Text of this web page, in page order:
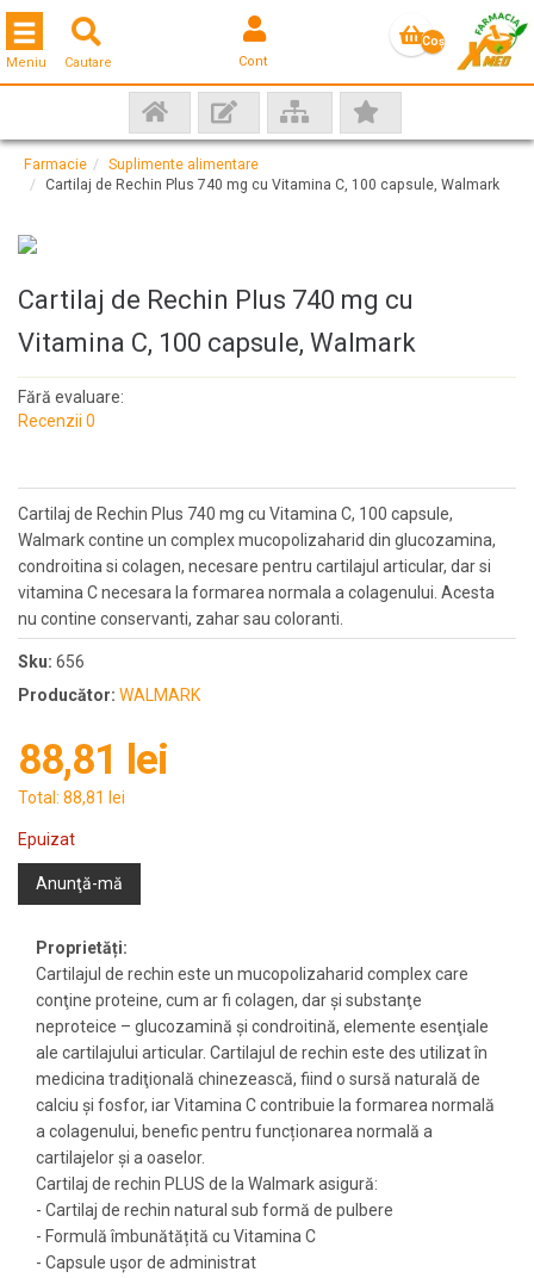
Cautare Cont
Coş
Toggle navigation
Meniu
Farmacie
Suplimente alimentare
Cartilaj de Rechin Plus 740 mg cu Vitamina C, 100 capsule, Walmark
Cartilaj de Rechin Plus 740 mg cu
Vitamina C, 100 capsule, Walmark
Fără evaluare:
Recenzii 0
Cartilaj de Rechin Plus 740 mg cu Vitamina C, 100 capsule,
Walmark contine un complex mucopolizaharid din glucozamina,
condroitina si colagen, necesare pentru cartilajul articular, dar si
vitamina C necesara la formarea normala a colagenului. Acesta
nu contine conservanti, zahar sau coloranti.
Sku: 656
Producător: WALMARK
88,81 lei
Total: 88,81 lei
Epuizat
Anunţă-mă
Proprietăți:
Cartilajul de rechin este un mucopolizaharid complex care
conţine proteine, cum ar fi colagen, dar şi substanţe
neproteice – glucozamină şi condroitină, elemente esenţiale
ale cartilajului articular. Cartilajul de rechin este des utilizat în
medicina tradiţională chinezească, fiind o sursă naturală de
calciu şi fosfor, iar Vitamina C contribuie la formarea normală
a colagenului, benefic pentru funcționarea normală a
cartilajelor și a oaselor.
Cartilaj de rechin PLUS de la Walmark asigură:
- Cartilaj de rechin natural sub formă de pulbere
- Formulă îmbunătățită cu Vitamina C
- Capsule ușor de administrat